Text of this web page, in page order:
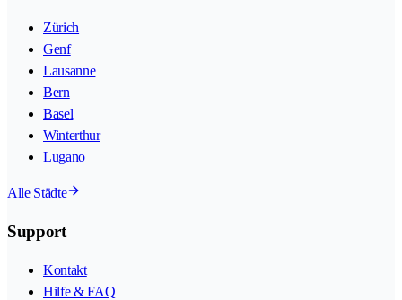
Zürich
Genf
Lausanne
Bern
Basel
Winterthur
Lugano
Alle Städte
Support
Kontakt
Hilfe & FAQ